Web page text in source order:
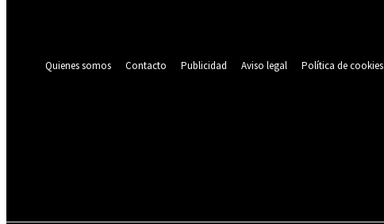
Quienes somos
Contacto Publicidad Aviso legal Política de cookies